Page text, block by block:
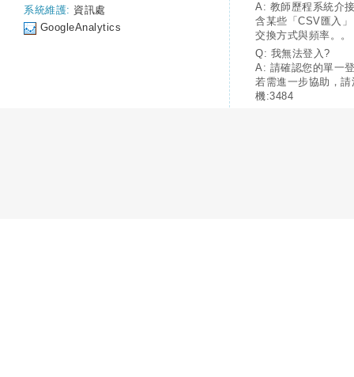
系統維護: 資訊處
GoogleAnalytics
A: 教師歷程系統介
含某些「CSV匯入
交換方式與頻率。。
Q: 我無法登入?
A: 請確認您的單一
若需進一步協助，
機:3484